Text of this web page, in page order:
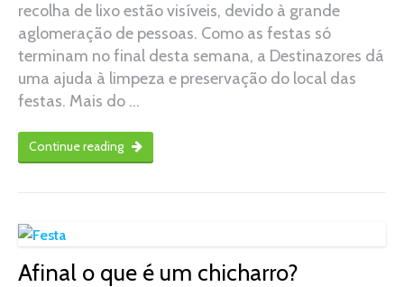
recolha de lixo estão visíveis, devido à grande
aglomeração de pessoas. Como as festas só
terminam no final desta semana, a Destinazores dá
uma ajuda à limpeza e preservação do local das
festas. Mais do …
Continue reading
Afinal o que é um chicharro?